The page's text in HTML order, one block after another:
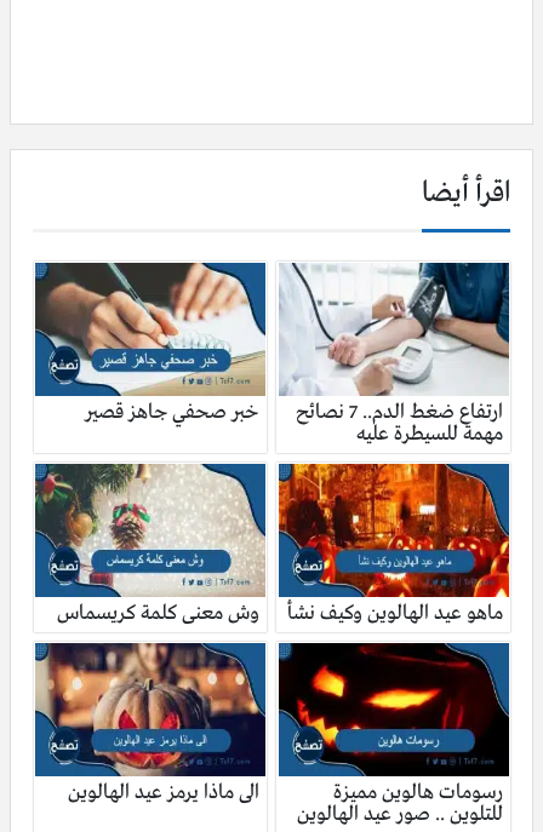
اقرأ أيضا
ارتفاع ضغط الدم.. 7 نصائح
مهمة للسيطرة عليه
خبر صحفي جاهز قصير
ماهو عيد الهالوين وكيف نشأ وش معنى كلمة كريسماس
رسومات هالوين مميزة
للتلوين .. صور عيد الهالوين
الى ماذا يرمز عيد الهالوين